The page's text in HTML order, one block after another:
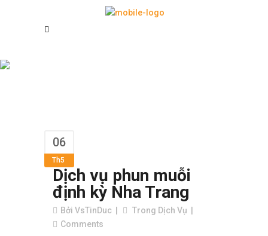
06
Th5
Dịch vụ phun muỗi
định kỳ Nha Trang
Bởi VsTinDuc Trong Dịch Vụ
Comments